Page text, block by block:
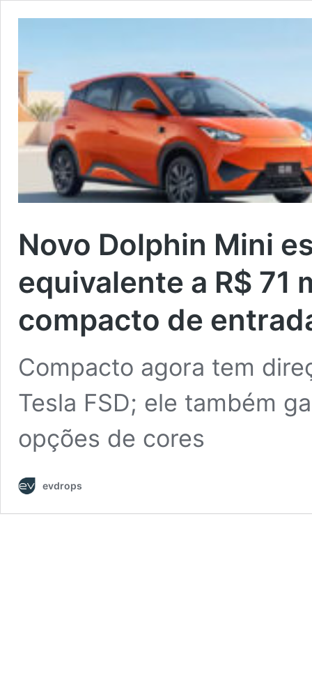
Novo Dolphin Mini
equivalente a R$ 71
compacto de
Compacto agora tem
Tesla FSD; ele também
opções de cores
evdrops